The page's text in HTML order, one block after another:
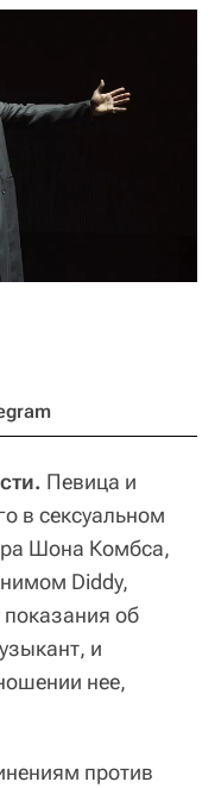
Певица и
в сексуальном
Шона Комбса,
Diddy,
показания об
и
нее,
против